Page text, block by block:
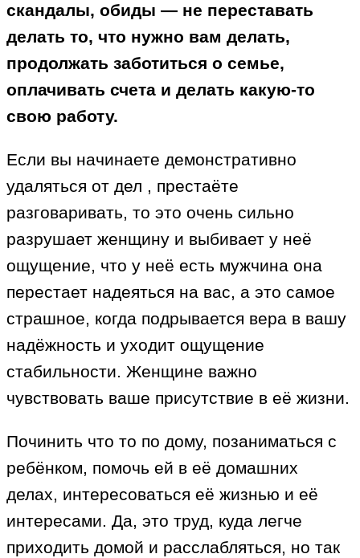
скандалы, обиды — не переставать
делать то, что нужно вам делать,
продолжать заботиться о семье,
оплачивать счета и делать какую-то
свою работу.
Если вы начинаете демонстративно
удаляться от дел , престаёте
разговаривать, то это очень сильно
разрушает женщину и выбивает у неё
ощущение, что у неё есть мужчина она
перестает надеяться на вас, а это самое
страшное, когда подрывается вера в вашу
надёжность и уходит ощущение
стабильности. Женщине важно
чувствовать ваше присутствие в её жизни.
Починить что то по дому, позаниматься с
ребёнком, помочь ей в её домашних
делах, интересоваться её жизнью и её
интересами. Да, это труд, куда легче
приходить домой и расслабляться, но так